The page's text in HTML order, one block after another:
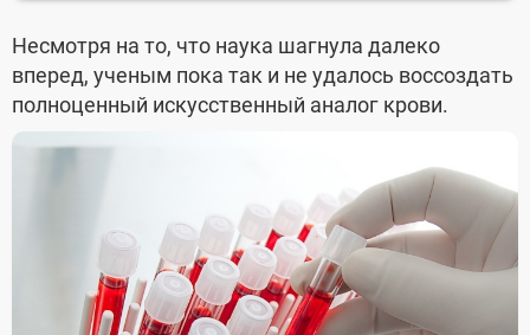
Несмотря на то, что наука шагнула далеко
вперед, ученым пока так и не удалось воссоздать
полноценный искусственный аналог крови.